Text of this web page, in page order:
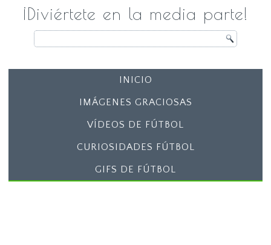
¡Diviértete en la media parte!
INICIO
IMÁGENES GRACIOSAS
VÍDEOS DE FÚTBOL
CURIOSIDADES FÚTBOL
GIFS DE FÚTBOL